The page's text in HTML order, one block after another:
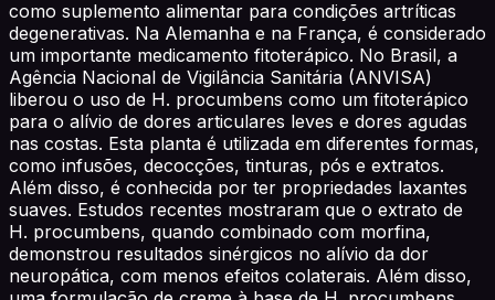
como suplemento alimentar para condições artríticas
degenerativas. Na Alemanha e na França, é considerado
um importante medicamento fitoterápico. No Brasil, a
Agência Nacional de Vigilância Sanitária (ANVISA)
liberou o uso de H. procumbens como um fitoterápico
para o alívio de dores articulares leves e dores agudas
nas costas. Esta planta é utilizada em diferentes formas,
como infusões, decocções, tinturas, pós e extratos.
Além disso, é conhecida por ter propriedades laxantes
suaves. Estudos recentes mostraram que o extrato de
H. procumbens, quando combinado com morfina,
demonstrou resultados sinérgicos no alívio da dor
neuropática, com menos efeitos colaterais. Além disso,